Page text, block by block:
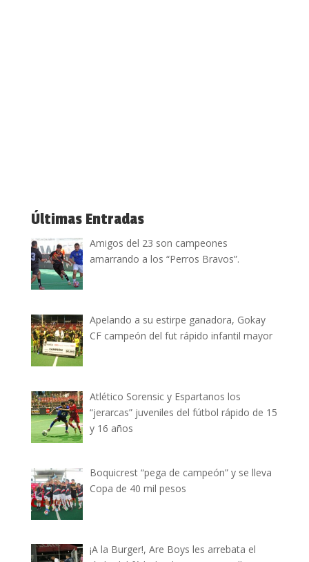
Últimas Entradas
Amigos del 23 son campeones
amarrando a los “Perros Bravos”.
Apelando a su estirpe ganadora, Gokay
CF campeón del fut rápido infantil mayor
Atlético Sorensic y Espartanos los
“jerarcas” juveniles del fútbol rápido de 15
y 16 años
Boquicrest “pega de campeón” y se lleva
Copa de 40 mil pesos
¡A la Burger!, Are Boys les arrebata el